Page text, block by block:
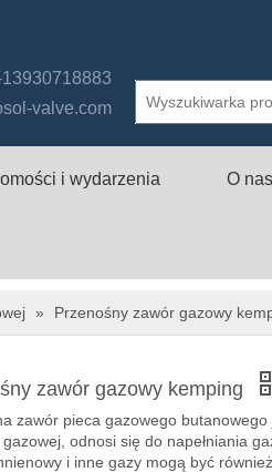
13930718883
valve.com
i wydarzenia O nas
» Przenośny zawór gazowy
zawór gazowy kemping
zawór pieca gazowego
odnosi się do napełniania
i inne gazy mogą być